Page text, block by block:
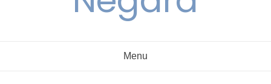
Menu